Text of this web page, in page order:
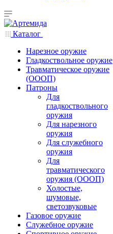
Каталог
Нарезное оружие
Гладкоствольное оружие
Травматическое оружие
(ОООП)
Патроны
Для
гладкоствольного
оружия
Для нарезного
оружия
Для служебного
оружия
Для
травматического
оружия (ОООП)
Холостые,
шумовые,
светозвуковые
Газовое оружие
Служебное оружие